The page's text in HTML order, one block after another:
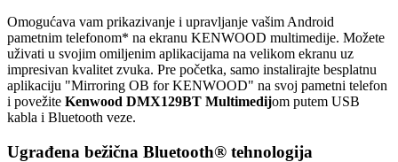
Omogućava vam prikazivanje i upravljanje vašim Android
pametnim telefonom* na ekranu KENWOOD multimedije. Možete
uživati u svojim omiljenim aplikacijama na velikom ekranu uz
impresivan kvalitet zvuka. Pre početka, samo instalirajte besplatnu
aplikaciju "Mirroring OB for KENWOOD" na svoj pametni telefon
i povežite Kenwood DMX129BT Multimedijom putem USB
kabla i Bluetooth veze.
Ugrađena bežična Bluetooth® tehnologija